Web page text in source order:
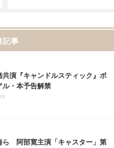
記事
共演『キャンドルスティック』ポ
ル・本予告解禁
ら 阿部寛主演「キャスター」第